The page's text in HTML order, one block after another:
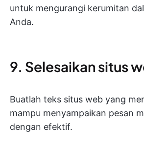
untuk mengurangi kerumitan
Anda.
9. Selesaikan situs
Buatlah teks situs web yang
mampu menyampaikan pesan
dengan efektif.